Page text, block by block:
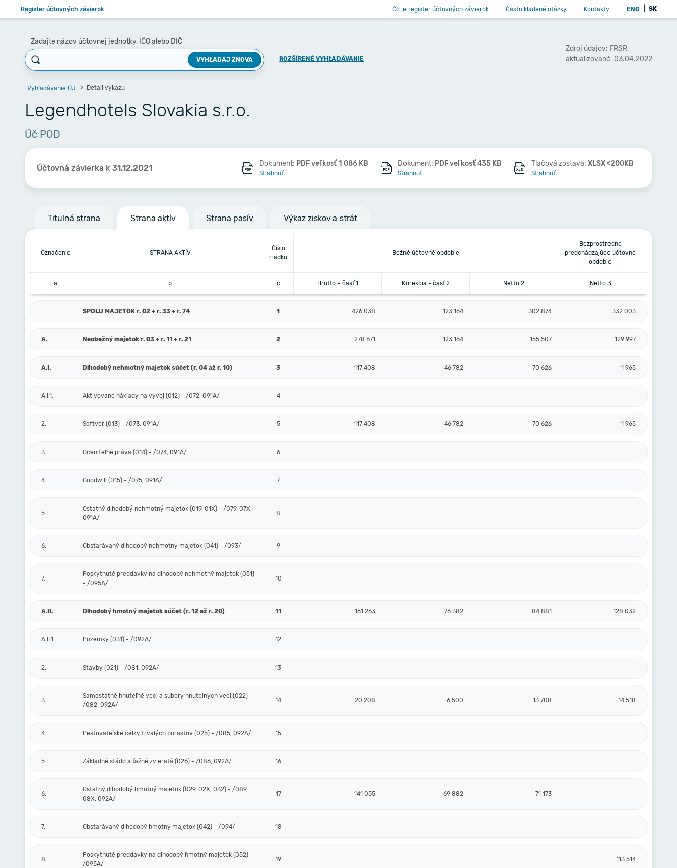
Register účtovných závierok Čo je register účtovných závierok Často kladené otázky Kontakty ENG SK
Zadajte názov účtovnej jednotky, IČO alebo DIČ
VYHĽADAJ ZNOVA ROZŠÍRENÉ VYHĽADÁVANIE
Zdroj údajov: FRSR,
aktualizované: 03.04.2022
Vyhľadávanie ÚJ Detail výkazu
Legendhotels Slovakia s.r.o.
Úč POD
Účtovná závierka k 31.12.2021 Dokument: PDF veľkosť 1 086 KB
Stiahnuť
Dokument: PDF veľkosť 435 KB
Stiahnuť
Tlačová zostava:XLSX <200KB
Stiahnuť
Titulná strana Strana aktív Strana pasív Výkaz ziskov a strát
Označenie STRANA AKTÍV
Číslo
riadku
Bežné účtovné obdobie
Bezprostredne
predchádzajúce účtovné
obdobie
a b c Brutto - časť 1 Korekcia - časť 2 Netto 2 Netto 3
SPOLU MAJETOK r. 02 + r. 33 + r. 74 1 426 038 123 164 302 874 332 003
A. Neobežný majetok r. 03 + r. 11 + r. 21 2 278 671 123 164 155 507 129 997
A.I. Dlhodobý nehmotný majetok súčet (r. 04 až r. 10) 3 117 408 46 782 70 626 1 965
A.I.1. Aktivované náklady na vývoj (012) - /072, 091A/ 4
2. Softvér (013) - /073, 091A/ 5 117 408 46 782 70 626 1 965
3. Oceniteľné práva (014) - /074, 091A/ 6
4. Goodwill (015) - /075, 091A/ 7
5.
Ostatný dlhodobý nehmotný majetok (019, 01X) - /079, 07X,
091A/
8
6. Obstarávaný dlhodobý nehmotný majetok (041) - /093/ 9
7.
Poskytnuté preddavky na dlhodobý nehmotný majetok (051)
- /095A/
10
A.II. Dlhodobý hmotný majetok súčet (r. 12 až r. 20) 11 161 263 76 382 84 881 128 032
A.II.1. Pozemky (031) - /092A/ 12
2. Stavby (021) - /081, 092A/ 13
3.
Samostatné hnuteľné veci a súbory hnuteľných vecí (022) -
/082, 092A/
14 20 208 6 500 13 708 14 518
4. Pestovateľské celky trvalých porastov (025) - /085, 092A/ 15
5. Základné stádo a ťažné zvieratá (026) - /086, 092A/ 16
6.
Ostatný dlhodobý hmotný majetok (029, 02X, 032) - /089,
08X, 092A/
17 141 055 69 882 71 173
7. Obstarávaný dlhodobý hmotný majetok (042) - /094/ 18
8.
Poskytnuté preddavky na dlhodobý hmotný majetok (052) -
/095A/
19 113 514